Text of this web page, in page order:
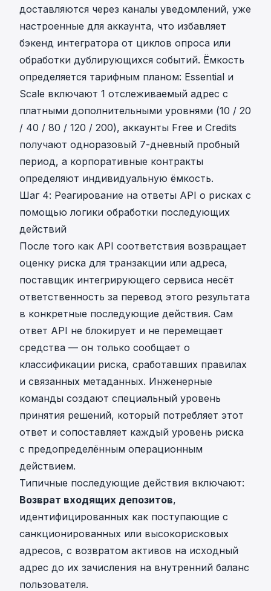
доставляются через каналы уведомлений, уже
настроенные для аккаунта, что избавляет
бэкенд интегратора от циклов опроса или
обработки дублирующихся событий. Ёмкость
определяется тарифным планом: Essential и
Scale включают 1 отслеживаемый адрес с
платными дополнительными уровнями (10 / 20
/ 40 / 80 / 120 / 200), аккаунты Free и Credits
получают одноразовый 7-дневный пробный
период, а корпоративные контракты
определяют индивидуальную ёмкость.
Шаг 4: Реагирование на ответы API о рисках с
помощью логики обработки последующих
действий
После того как API соответствия возвращает
оценку риска для транзакции или адреса,
поставщик интегрирующего сервиса несёт
ответственность за перевод этого результата
в конкретные последующие действия. Сам
ответ API не блокирует и не перемещает
средства — он только сообщает о
классификации риска, сработавших правилах
и связанных метаданных. Инженерные
команды создают специальный уровень
принятия решений, который потребляет этот
ответ и сопоставляет каждый уровень риска
с предопределённым операционным
действием.
Типичные последующие действия включают:
Возврат входящих депозитов,
идентифицированных как поступающие с
санкционированных или высокорисковых
адресов, с возвратом активов на исходный
адрес до их зачисления на внутренний баланс
пользователя.